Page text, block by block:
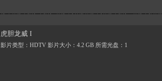
虎胆龙威 I
影片类型：HDTV 影片大小：4.2 GB 所需光盘：1